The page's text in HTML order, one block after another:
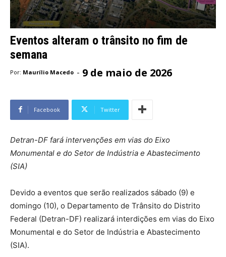
Eventos alteram o trânsito no fim de
semana
Por: Maurílio Macedo - 9 de maio de 2026
Facebook Twitter
Detran-DF fará intervenções em vias do Eixo
Monumental e do Setor de Indústria e Abastecimento
(SIA)
Devido a eventos que serão realizados sábado (9) e
domingo (10), o Departamento de Trânsito do Distrito
Federal (Detran-DF) realizará interdições em vias do Eixo
Monumental e do Setor de Indústria e Abastecimento
(SIA).